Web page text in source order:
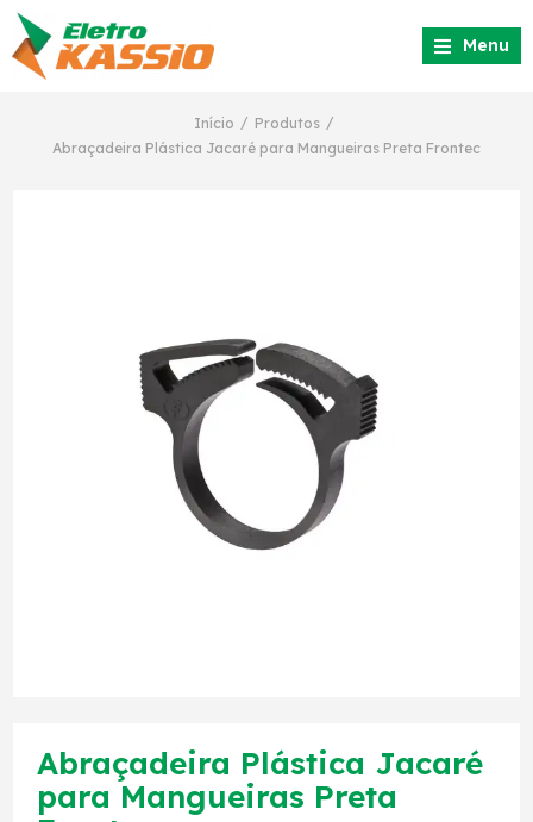
Menu
Início / Produtos /
Abraçadeira Plástica Jacaré para Mangueiras Preta Frontec
Abraçadeira Plástica Jacaré
para Mangueiras Preta